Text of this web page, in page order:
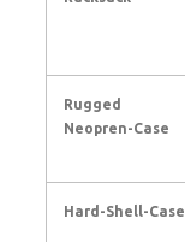
Rugged
Neopren-Case
Hard-Shell-Case